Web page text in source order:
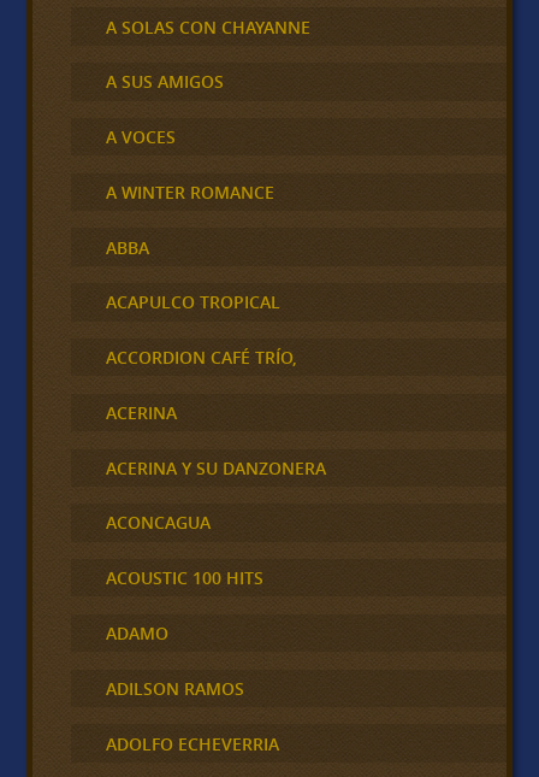
A SOLAS CON CHAYANNE
A SUS AMIGOS
A VOCES
A WINTER ROMANCE
ABBA
ACAPULCO TROPICAL
ACCORDION CAFÉ TRÍO,
ACERINA
ACERINA Y SU DANZONERA
ACONCAGUA
ACOUSTIC 100 HITS
ADAMO
ADILSON RAMOS
ADOLFO ECHEVERRIA